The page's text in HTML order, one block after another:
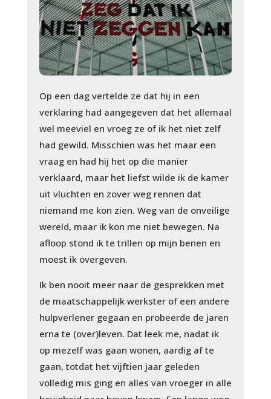
Op een dag vertelde ze dat hij in een
verklaring had aangegeven dat het allemaal
wel meeviel en vroeg ze of ik het niet zelf
had gewild. Misschien was het maar een
vraag en had hij het op die manier
verklaard, maar het liefst wilde ik de kamer
uit vluchten en zover weg rennen dat
niemand me kon zien. Weg van de onveilige
wereld, maar ik kon me niet bewegen. Na
afloop stond ik te trillen op mijn benen en
moest ik overgeven.
Ik ben nooit meer naar de gesprekken met
de maatschappelijk werkster of een andere
hulpverlener gegaan en probeerde de jaren
erna te (over)leven. Dat leek me, nadat ik
op mezelf was gaan wonen, aardig af te
gaan, totdat het vijftien jaar geleden
volledig mis ging en alles van vroeger in alle